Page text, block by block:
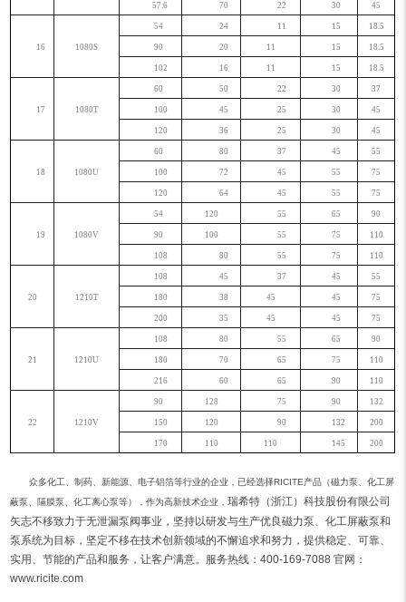
57.6 70 22 30 45
16 1080S
54 24 11 15 18.5
90 20 11 15 18.5
102 16 11 15 18.5
17 1080T
60 50 22 30 37
100 45 25 30 45
120 36 25 30 45
18 1080U
60 80 37 45 55
100 72 45 55 75
120 64 45 55 75
19 1080V
54 120 55 65 90
90 100 55 75 110
108 80 55 75 110
20 1210T
108 45 37 45 55
180 38 45 45 75
200 35 45 45 75
21 1210U
108 80 55 65 90
180 70 65 75 110
216 60 65 90 110
22 1210V
90 128 75 90 132
150 120 90 132 200
170 110 110 145 200
众多化工、制药、新能源、电子铝箔等行业的企业，已经选择RICITE产品（磁力泵、化工屏
蔽泵、隔膜泵、化工离心泵等），作为高新技术企业，瑞希特（浙江）科技股份有限公司
矢志不移致力于无泄漏泵阀事业，坚持以研发与生产优良磁力泵、化工屏蔽泵和
泵系统为目标，坚定不移在技术创新领域的不懈追求和努力，提供稳定、可靠、
实用、节能的产品和服务，让客户满意。服务热线：400-169-7088 官网：
www.ricite.com